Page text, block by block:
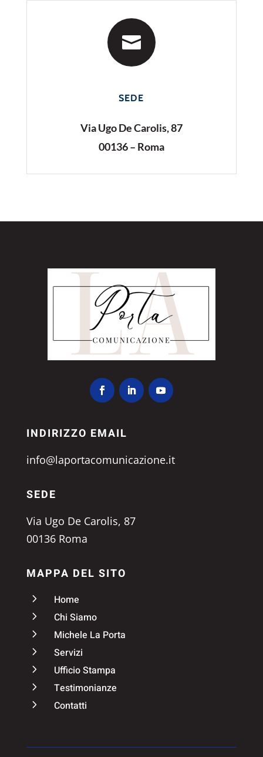

SEDE
Via Ugo De Carolis, 87
00136 – Roma
INDIRIZZO EMAIL
info@laportacomunicazione.it
SEDE
Via Ugo De Carolis, 87
00136 Roma
MAPPA DEL SITO
5 Home
5 Chi Siamo
5 Michele La Porta
5 Servizi
5 Ufficio Stampa
5 Testimonianze
5 Contatti